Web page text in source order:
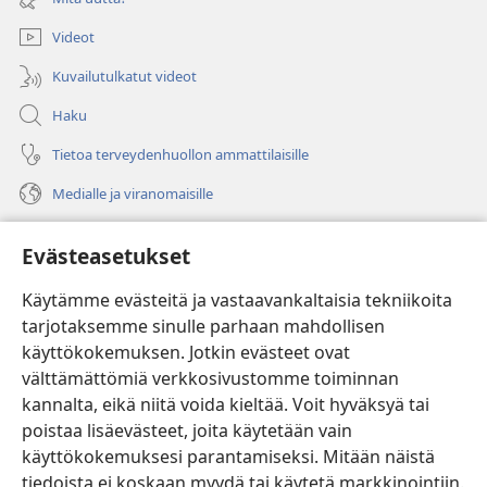
Evästeasetukset
Käytämme evästeitä ja vastaavankaltaisia tekniikoita
tarjotaksemme sinulle parhaan mahdollisen
käyttökokemuksen. Jotkin evästeet ovat
välttämättömiä verkkosivustomme toiminnan
kannalta, eikä niitä voida kieltää. Voit hyväksyä tai
poistaa lisäevästeet, joita käytetään vain
käyttökokemuksesi parantamiseksi. Mitään näistä
ikkunan)
Videot
Kuvailutulkatut videot
Haku
Tietoa terveydenhuollon ammattilaisille
Medialle ja viranomaisille
(avaa
uuden
ikkunan)Vartiotornin VERKKOKIRJASTO
(avaa
uuden
ikkunan)JW Hub
(avaa
uuden
ikkunan)
®